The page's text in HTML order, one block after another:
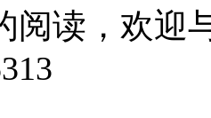
阅读，欢迎